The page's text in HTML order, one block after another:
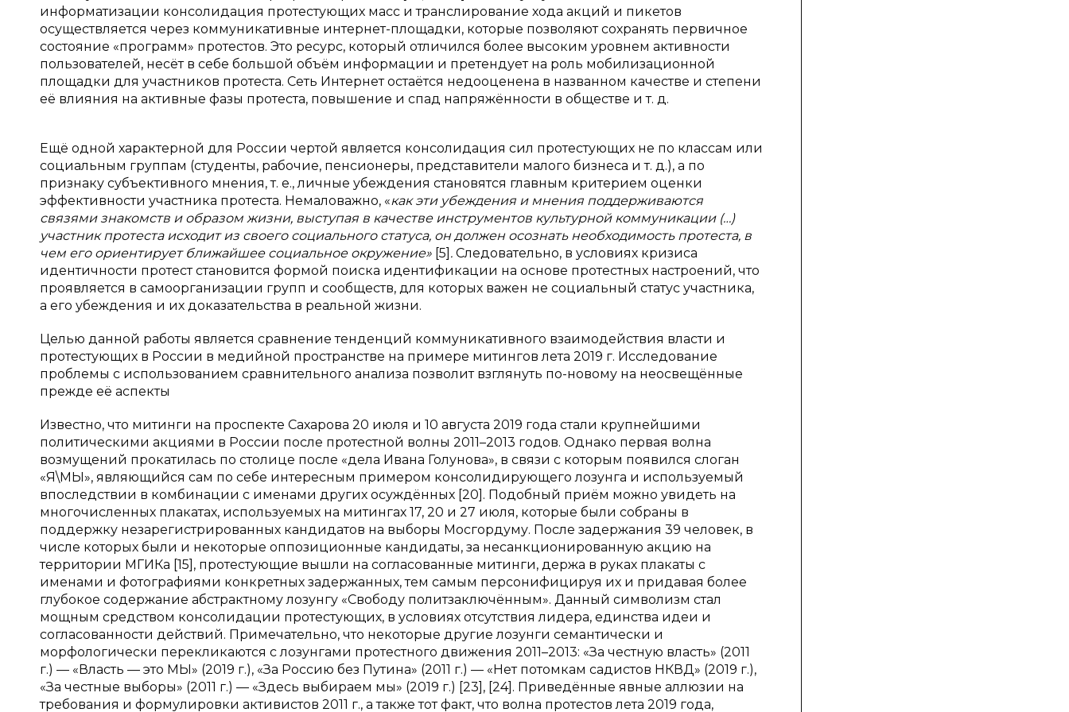
информатизации консолидация протестующих масс и транслирование хода акций и пикетов
осуществляется через коммуникативные интернет-площадки, которые позволяют сохранять первичное
состояние «программ» протестов. Это ресурс, который отличился более высоким уровнем активности
пользователей, несёт в себе большой объём информации и претендует на роль мобилизационной
площадки для участников протеста. Сеть Интернет остаётся недооценена в названном качестве и степени
её влияния на активные фазы протеста, повышение и спад напряжённости в обществе и т. д.
Ещё одной характерной для России чертой является консолидация сил протестующих не по классам или
социальным группам (студенты, рабочие, пенсионеры, представители малого бизнеса и т. д.), а по
признаку субъективного мнения, т. е., личные убеждения становятся главным критерием оценки
эффективности участника протеста. Немаловажно, «как эти убеждения и мнения поддерживаются
связями знакомств и образом жизни, выступая в качестве инструментов культурной коммуникации (…)
участник протеста исходит из своего социального статуса, он должен осознать необходимость протеста, в
чем его ориентирует ближайшее социальное окружение» [5] . Следовательно, в условиях кризиса
идентичности протест становится формой поиска идентификации на основе протестных настроений, что
проявляется в самоорганизации групп и сообществ, для которых важен не социальный статус участника,
а его убеждения и их доказательства в реальной жизни.
Целью данной работы является сравнение тенденций коммуникативного взаимодействия власти и
протестующих в России в медийной пространстве на примере митингов лета 2019 г. Исследование
проблемы с использованием сравнительного анализа позволит взглянуть по-новому на неосвещённые
прежде её аспекты
Известно, что митинги на проспекте Сахарова 20 июля и 10 августа 2019 года стали крупнейшими
политическими акциями в России после протестной волны 2011–2013 годов. Однако первая волна
возмущений прокатилась по столице после «дела Ивана Голунова», в связи с которым появился слоган
«Я\МЫ», являющийся сам по себе интересным примером консолидирующего лозунга и используемый
впоследствии в комбинации с именами других осуждённых [20]. Подобный приём можно увидеть на
многочисленных плакатах, используемых на митингах 17, 20 и 27 июля, которые были собраны в
поддержку незарегистрированных кандидатов на выборы Мосгордуму. После задержания 39 человек, в
числе которых были и некоторые оппозиционные кандидаты, за несанкционированную акцию на
территории МГИКа [15], протестующие вышли на согласованные митинги, держа в руках плакаты с
именами и фотографиями конкретных задержанных, тем самым персонифицируя их и придавая более
глубокое содержание абстрактному лозунгу «Свободу политзаключённым». Данный символизм стал
мощным средством консолидации протестующих, в условиях отсутствия лидера, единства идеи и
согласованности действий. Примечательно, что некоторые другие лозунги семантически и
морфологически перекликаются с лозунгами протестного движения 2011–2013: «За честную власть» (2011
г.) — «Власть — это МЫ» (2019 г.), «За Россию без Путина» (2011 г.) — «Нет потомкам садистов НКВД» (2019 г.),
«За честные выборы» (2011 г.) — «Здесь выбираем мы» (2019 г.) [23], [24]. Приведённые явные аллюзии на
требования и формулировки активистов 2011 г., а также тот факт, что волна протестов лета 2019 года,